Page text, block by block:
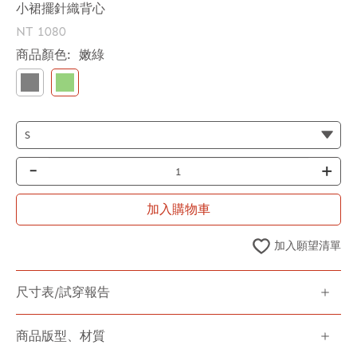
小裙擺針織背心
NT 1080
商品顏色: 嫩綠
- +
加入購物車
加入願望清單
尺寸表/試穿報告
商品版型、材質